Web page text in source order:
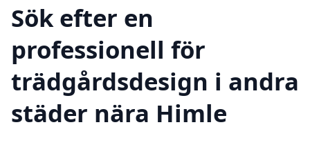
Sök efter en
professionell för
trädgårdsdesign i andra
städer nära Himle